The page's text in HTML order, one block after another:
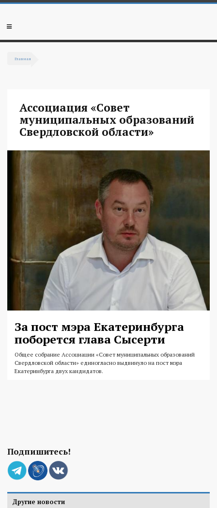
Перейти к основному содержанию
Мобильное
Главная
Ассоциация «Совет
муниципальных образований
Свердловской области»
За пост мэра Екатеринбурга
поборется глава Сысерти
Общее собрание Ассоциации «Совет муниципальных образований
Свердловской области» единогласно выдвинуло на пост мэра
Екатеринбурга двух кандидатов.
Подпишитесь!
Другие новости